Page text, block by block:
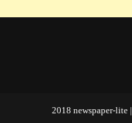
2018 newspaper-lite|